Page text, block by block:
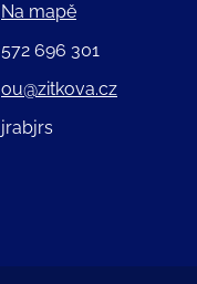
Na mapě
572 696 301
ou@zitkova.cz
jrabjrs